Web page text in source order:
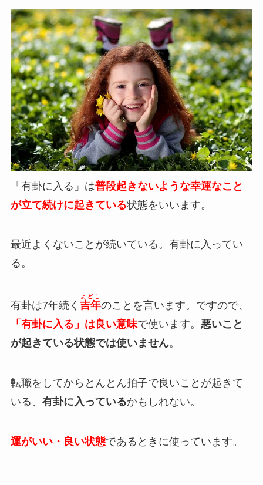
「有卦に入る」は普段起きないような幸運なこと
が立て続けに起きている状態をいいます。
最近よくないことが続いている。有卦に入ってい
る。
有卦は7年続く 吉年
よどし
のことを言います。ですので、
「有卦に入る」は良い意味で使います。 悪いこと
が起きている状態では使いません。
転職をしてからとんとん拍子で良いことが起きて
いる、 有卦に入っているかもしれない。
運がいい・良い状態であるときに使っています。